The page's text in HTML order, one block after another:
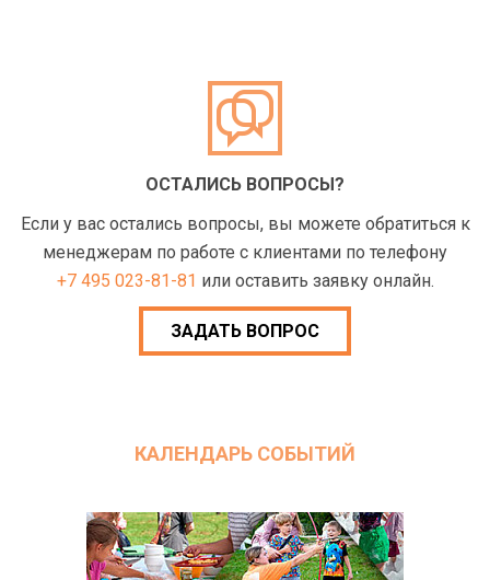
ОСТАЛИСЬ ВОПРОСЫ?
Если у вас остались вопросы, вы можете обратиться к
менеджерам по работе с клиентами по телефону
+7 495 023-81-81 или оставить заявку онлайн.
ЗАДАТЬ ВОПРОС
КАЛЕНДАРЬ СОБЫТИЙ